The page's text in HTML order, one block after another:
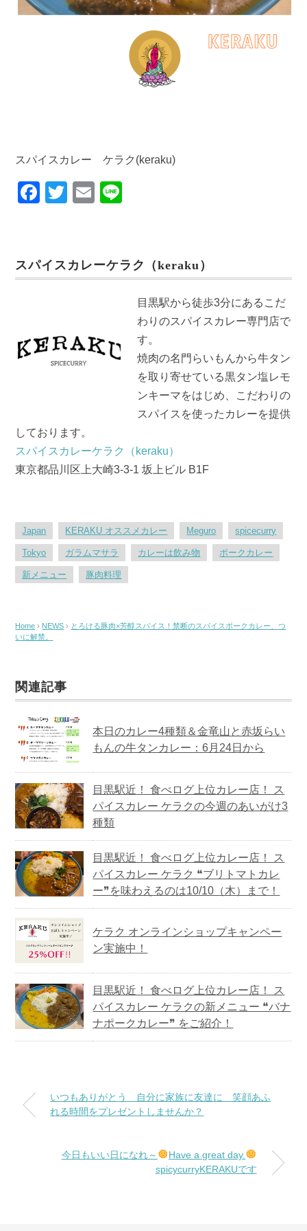
スパイスカレー ケラク(keraku)
F
e
b
k
T
er
E
スパイスカレーケラク（keraku）
目黒駅から徒歩3分にあるこだ
わりのスパイスカレー専門店で
す。
焼肉の名門らいもんから牛タン
を取り寄せている黒タン塩レモ
ンキーマをはじめ、こだわりの
スパイスを使ったカレーを提供
しております。
スパイスカレーケラク（keraku）
東京都品川区上大崎3-3-1 坂上ビル B1F
Japan KERAKU オススメカレー Meguro spicecurry
Tokyo ガラムマサラ カレーは飲み物 ポークカレー
新メニュー 豚肉料理
Home › NEWS › とろける豚肉×芳醇スパイス！禁断のスパイスポークカレー、つ
いに解禁。
関連記事
本日のカレー4種類＆金竜山と赤坂らい
もんの牛タンカレー：6月24日から
目黒駅近！ 食べログ上位カレー店！ ス
パイスカレー ケラクの今週のあいがけ3
種類
目黒駅近！ 食べログ上位カレー店！ ス
パイスカレー ケラク ❝ブリトマトカレ
ー❞を味わえるのは10/10（木）まで！
ケラク オンラインショップキャンペー
ン実施中！
目黒駅近！ 食べログ上位カレー店！ ス
パイスカレー ケラクの新メニュー ❝バナ
ナポークカレー❞ をご紹介！
いつもありがとう 自分に家族に友達に 笑顔あふ
れる時間をプレゼントしませんか？
今日もいい日になれ～
Have a great day.
spicycurryKERAKUです